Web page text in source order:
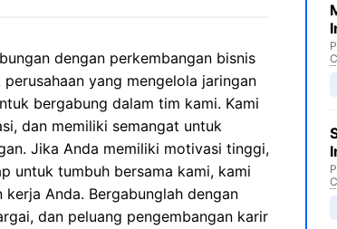
dengan perkembangan bisnis
yang mengelola jaringan
bergabung dalam tim kami. Kami
dan memiliki semangat untuk
Jika Anda memiliki motivasi tinggi,
untuk tumbuh bersama kami, kami
Anda. Bergabunglah dengan
dan peluang pengembangan karir